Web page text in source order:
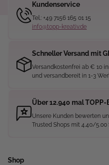
Kundenservice
Tel.: +49 7156 165 01 15
info@topp-kreativ.de
Schneller Versand mit
Versandkostenfrei ab € 10
und versandbereit in 1-3
Über 12.940 mal
Unsere Kunden bewerten
Trusted Shops mit 4.40/5.00
Shop